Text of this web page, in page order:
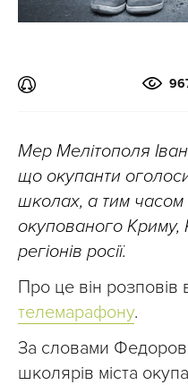
Мер Мелітополя
що окупанти
школах, а тим часом
окупованого Криму,
регіонів росії.
Про це він розповів
телемарафону.
За словами
школярів міста